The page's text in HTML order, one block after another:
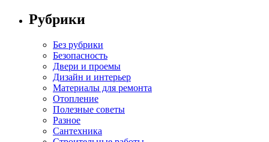
Рубрики
Без рубрики
Безопасность
Двери и проемы
Дизайн и интерьер
Материалы для ремонта
Отопление
Полезные советы
Разное
Сантехника